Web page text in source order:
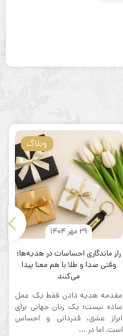
وبلاگ
29 مهر 1404
راز ماندگاری احساسات در هدیه‌ها؛
وقتی صدا و طلا با هم معنا پیدا
می‌کنند
مقدمه هدیه دادن فقط یک عمل
ساده نیست؛ یک زبان جهانی برای
ابراز عشق، قدردانی و احساس
است. اما در ...